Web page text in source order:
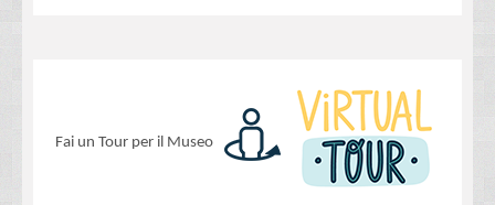
Fai un Tour per il Museo